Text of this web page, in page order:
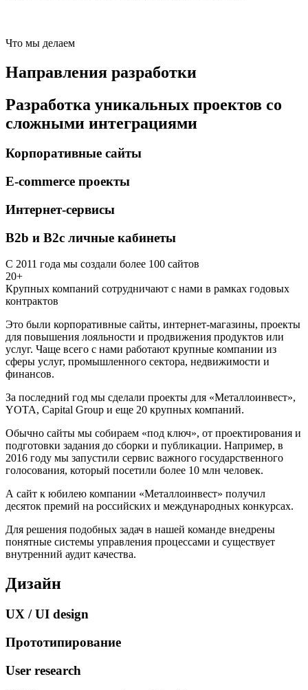
Что мы делаем
Направления разработки
Разработка уникальных проектов со
сложными интеграциями
Корпоративные сайты
E-commerce проекты
Интернет-сервисы
B2b и B2c личные кабинеты
С 2011 года мы создали более 100 сайтов
20+
Крупных компаний сотрудничают с нами в рамках годовых
контрактов
Это были корпоративные сайты, интернет-магазины, проекты
для повышения лояльности и продвижения продуктов или
услуг. Чаще всего с нами работают крупные компании из
сферы услуг, промышленного сектора, недвижимости и
финансов.
За последний год мы сделали проекты для «Металлоинвест»,
YOTA, Capital Group и еще 20 крупных компаний.
Обычно сайты мы собираем «под ключ», от проектирования и
подготовки задания до сборки и публикации. Например, в
2016 году мы запустили сервис важного государственного
голосования, который посетили более 10 млн человек.
А сайт к юбилею компании «Металлоинвест» получил
десяток премий на российских и международных конкурсах.
Для решения подобных задач в нашей команде внедрены
понятные системы управления процессами и существует
внутренний аудит качества.
Дизайн
UX / UI design
Прототипирование
User research